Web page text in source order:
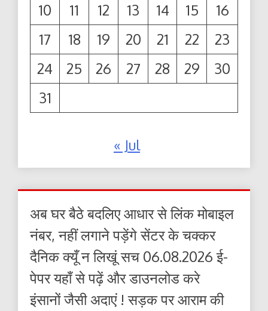
10
11 12 13 14 15
16
17
18 19 20 21 22
23
24
25 26 27 28 29
30
31
« Jul
अब घर बैठे बदलिए आधार से लिंक मोबाइल
नंबर, नहीं लगाने पड़ेंगे सेंटर के चक्कर
दैनिक क्यूँ न लिखूं सच 06.08.2026 ई-
पेपर यहाँ से पढ़ें और डाउनलोड करे
इंसानों जैसी अदाएं ! सड़क पर आराम की